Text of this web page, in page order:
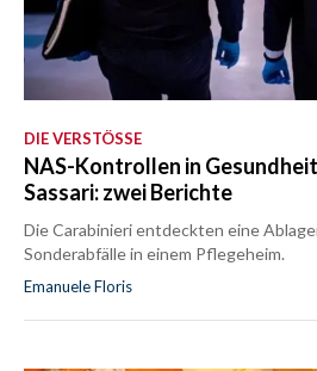
DIE VERSTÖSSE
NAS-Kontrollen in
Sassari: zwei Berichte
Die Carabinieri entdeckten eine
Sonderabfälle in einem Pflegeheim.
Emanuele Floris